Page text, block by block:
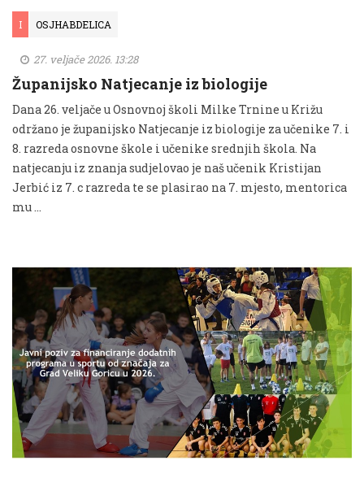
I OSJHABDELICA
27. veljače 2026. 13:28
Županijsko Natjecanje iz biologije
Dana 26. veljače u Osnovnoj školi Milke Trnine u Križu
održano je županijsko Natjecanje iz biologije za učenike 7. i
8. razreda osnovne škole i učenike srednjih škola. Na
natjecanju iz znanja sudjelovao je naš učenik Kristijan
Jerbić iz 7. c razreda te se plasirao na 7. mjesto, mentorica
mu …